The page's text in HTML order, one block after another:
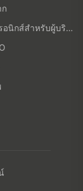
ก
อุปกรณ์อิเล็กทรอนิกส์สำหรับผู้บริโภค